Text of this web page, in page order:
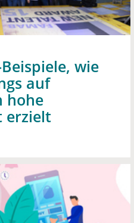
wie
auf
hohe
erzielt